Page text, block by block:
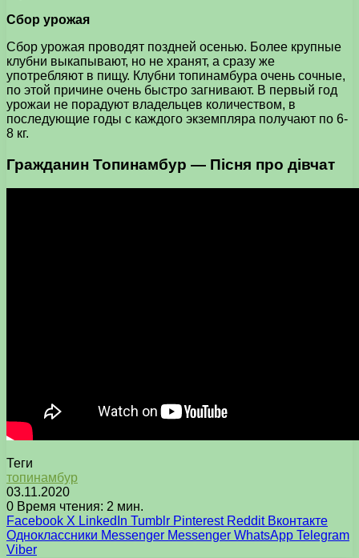
Сбор урожая
Сбор урожая проводят поздней осенью. Более крупные
клубни выкапывают, но не хранят, а сразу же
употребляют в пищу. Клубни топинамбура очень сочные,
по этой причине очень быстро загнивают. В первый год
урожаи не порадуют владельцев количеством, в
последующие годы с каждого экземпляра получают по 6-
8 кг.
Гражданин Топинамбур — Пісня про дівчат
Теги
топинамбур
03.11.2020
0 Время чтения: 2 мин.
Facebook X LinkedIn Tumblr Pinterest Reddit Вконтакте
Одноклассники Messenger Messenger WhatsApp Telegram
Viber